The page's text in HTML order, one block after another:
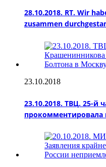
28.10.2018. RT. Wir
zusammen
23.10.2018
23.10.2018. ТВЦ. 25-й
прокомментировала